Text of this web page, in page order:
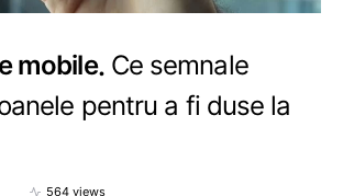
mobile Ce semnale
pentru a fi duse la
564 views